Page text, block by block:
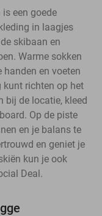
een goede
in laagjes
skibaan en
Warme sokken
handen en voeten
kunt richten op het
bij de locatie, kleed
Op de piste
en je balans te
en geniet je
kun je ook
Deal.